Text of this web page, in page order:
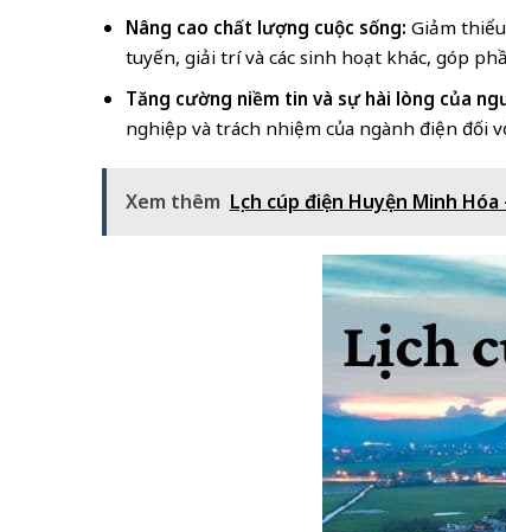
Nâng cao chất lượng cuộc sống: Giảm
tuyến, giải trí và các sinh hoạt khác, góp
Tăng cường niềm tin và sự hài lòng của
nghiệp và trách nhiệm của ngành điện đối
Xem thêm Lịch cúp điện Huyện Minh